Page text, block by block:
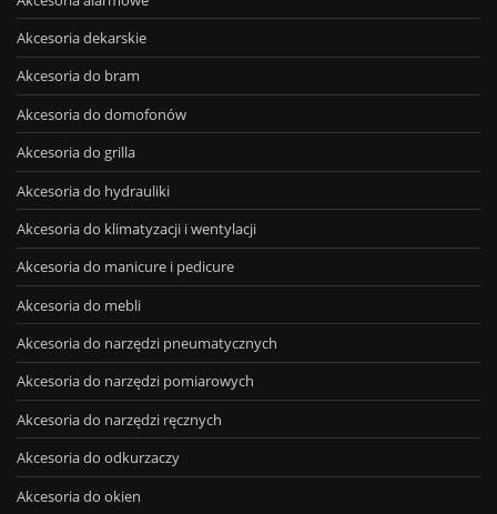
Akcesoria dekarskie
Akcesoria do bram
Akcesoria do domofonów
Akcesoria do grilla
Akcesoria do hydrauliki
Akcesoria do klimatyzacji i wentylacji
Akcesoria do manicure i pedicure
Akcesoria do mebli
Akcesoria do narzędzi pneumatycznych
Akcesoria do narzędzi pomiarowych
Akcesoria do narzędzi ręcznych
Akcesoria do odkurzaczy
Akcesoria do okien